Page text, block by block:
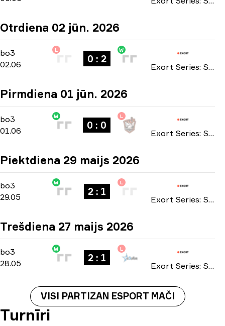
Otrdiena 02 jūn. 2026
bo3 Main Stage-
02.06
L
0 : 2
W
Exort Series: Season 27 2026
Pirmdiena 01 jūn. 2026
bo3 Main Stage-
01.06
W
0 : 0
L
Exort Series: Season 27 2026
Piektdiena 29 maijs 2026
bo3 Main Stage-
29.05
W
2 : 1
L
Exort Series: Season 27 2026
Trešdiena 27 maijs 2026
bo3 Main Stage-
28.05
W
2 : 1
L
Exort Series: Season 27 2026
VISI PARTIZAN ESPORT MAČI
Turnīri